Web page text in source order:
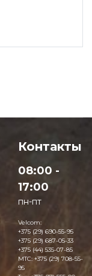
Контакты
08:00 -
17:00
пн-пт
Velcom:
+375 (29) 690-55-95
+375 (29) 687-05-33
+375 (44) 535-07-85
MTC:+375 (29) 708-55-
95